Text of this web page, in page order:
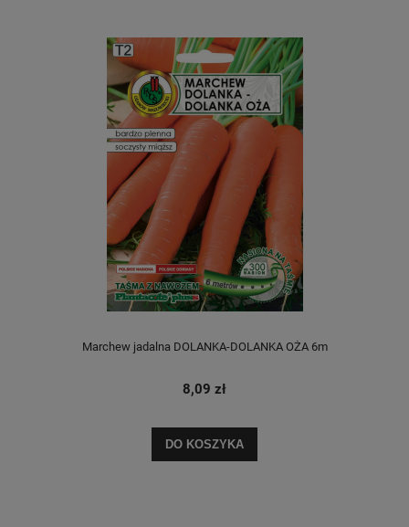
Marchew jadalna DOLANKA-DOLANKA OŻA 6m
8,09 zł
DO KOSZYKA